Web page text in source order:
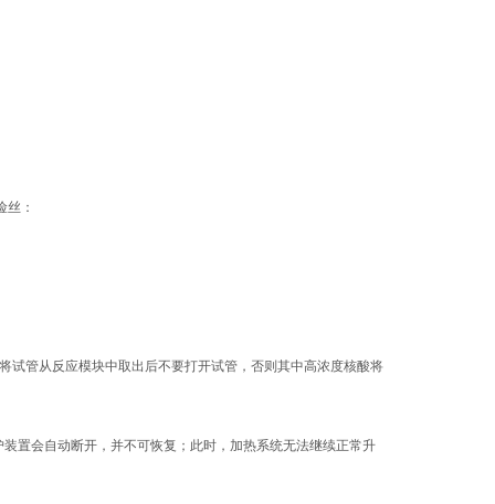
：
管从反应模块中取出后不要打开试管，否则其中高浓度核酸将
会自动断开，并不可恢复；此时，加热系统无法继续正常升